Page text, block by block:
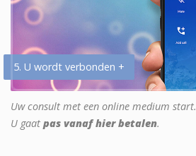
5. U wordt verbonden +
Uw consult met een online medium start.
U gaat pas vanaf hier betalen.